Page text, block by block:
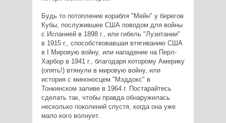
Будь то потопление корабля "Мейн" у берегов
Кубы, послужившее США поводом для войны
с Испанией в 1898 г., или гибель "Лузитании"
в 1915 г., способствовавшая втягиванию США
в I Мировую войну, или нападение на Перл-
Харбор в 1941 г., благодаря которому Америку
(опять!) втянули в мировую войну, или
история с миноносцем "Мэддокс" в
Тонкинском заливе в 1964 г. Постарайтесь
сделать так, чтобы правда обнаружилась
несколько поколений спустя, когда она уже
мало кого волнует.